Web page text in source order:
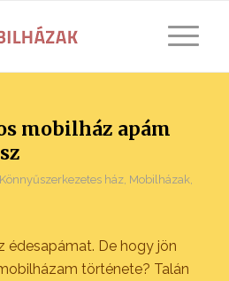
mobilház apám
Könnyűszerkezetes ház, Mobilházak,
édesapámat. De hogy jön
története? Talán